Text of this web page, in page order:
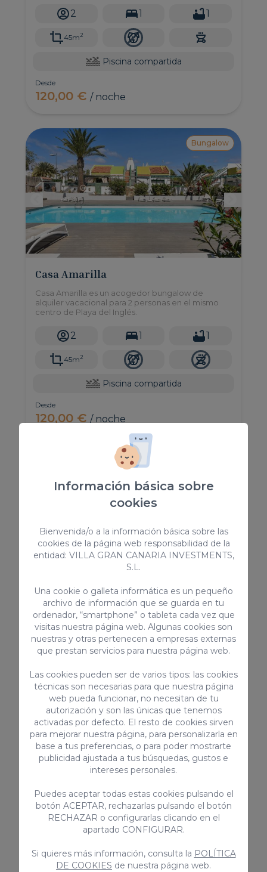
rodeado de restaurantes.
2 1 1
45m2
Piscina compartida
Desde
120,00 €/ noche
Bungalow
Casa Amarilla
Casa Amarilla es un acogedor bungalow de
alquiler vacacional para 2 personas en el mismo
centro de Playa del Inglés.
2 1 1
45m2
Piscina compartida
Desde
120,00 €/ noche
Bungalows baratos en Playa del
Inglés
Nuestros Bungalows en Playa del Inglés están
completamente equipados y preparados para
regalarte unas vacaciones inolvidables.
En VillaGranCanaria tenemos la mejor oferta
de Bungalows en Playa del Inglés de diversos
tipos para disfrutarlos en familia, en pareja o
con amigos. Sin embargo, una de las mejores
opciones es alquilar un bungalow barato en
Playa del Inglés.
Todo el mundo tiene derecho a tener unas
vacaciones de la máxima calidad. Por ello, en
nuestro catálogo ofrecemos bungalows más
accesibles y que no escatiman en servicios y
¿Por qué alquilar un
Bungalow barato en
Playa del Inglés?
Información básica sobre
cookies
Bienvenida/o a la información básica sobre las
cookies de la página web responsabilidad de la
entidad: VILLA GRAN CANARIA INVESTMENTS,
S.L.
Una cookie o galleta informática es un pequeño
archivo de información que se guarda en tu
ordenador, “smartphone” o tableta cada vez que
visitas nuestra página web. Algunas cookies son
nuestras y otras pertenecen a empresas externas
que prestan servicios para nuestra página web.
Las cookies pueden ser de varios tipos: las cookies
técnicas son necesarias para que nuestra página
web pueda funcionar, no necesitan de tu
autorización y son las únicas que tenemos
activadas por defecto. El resto de cookies sirven
para mejorar nuestra página, para personalizarla en
base a tus preferencias, o para poder mostrarte
publicidad ajustada a tus búsquedas, gustos e
intereses personales.
Puedes aceptar todas estas cookies pulsando el
botón ACEPTAR, rechazarlas pulsando el botón
RECHAZAR o configurarlas clicando en el
apartado CONFIGURAR.
Si quieres más información, consulta la POLÍTICA
DE COOKIES de nuestra página web.